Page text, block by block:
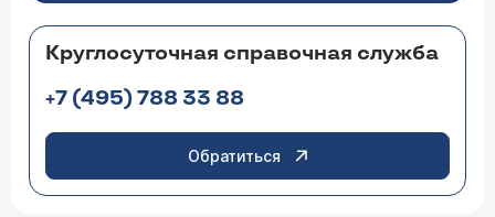
Круглосуточная справочная служба
+7 (495) 788 33 88
Обратиться